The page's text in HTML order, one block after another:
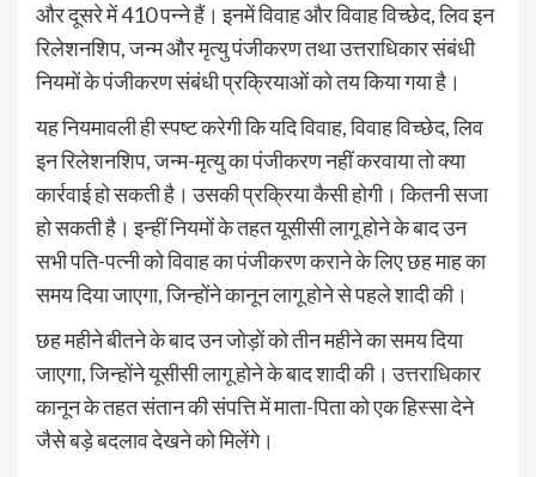
और दूसरे में 410 पन्ने हैं। इनमें विवाह और विवाह विच्छेद, लिव इन
रिलेशनशिप, जन्म और मृत्यु पंजीकरण तथा उत्तराधिकार संबंधी
नियमों के पंजीकरण संबंधी प्रक्रियाओं को तय किया गया है।
यह नियमावली ही स्पष्ट करेगी कि यदि विवाह, विवाह विच्छेद, लिव
इन रिलेशनशिप, जन्म-मृत्यु का पंजीकरण नहीं करवाया तो क्या
कार्रवाई हो सकती है। उसकी प्रक्रिया कैसी होगी। कितनी सजा
हो सकती है। इन्हीं नियमों के तहत यूसीसी लागू होने के बाद उन
सभी पति-पत्नी को विवाह का पंजीकरण कराने के लिए छह माह का
समय दिया जाएगा, जिन्होंने कानून लागू होने से पहले शादी की।
छह महीने बीतने के बाद उन जोड़ों को तीन महीने का समय दिया
जाएगा, जिन्होंने यूसीसी लागू होने के बाद शादी की। उत्तराधिकार
कानून के तहत संतान की संपत्ति में माता-पिता को एक हिस्सा देने
जैसे बड़े बदलाव देखने को मिलेंगे।